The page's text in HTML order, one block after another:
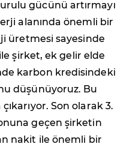
gücünü artırmayı
alanında önemli bir
üretmesi sayesinde
şirket, ek gelir elde
karbon kredisindeki
düşünüyoruz. Bu
Son olarak 3.
geçen şirketin
nakit ile önemli bir